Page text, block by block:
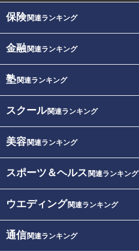
保険関連ランキング
金融関連ランキング
塾関連ランキング
スクール関連ランキング
美容関連ランキング
スポーツ＆ヘルス 関連ランキング
ウエディング関連ランキング
通信関連ランキング